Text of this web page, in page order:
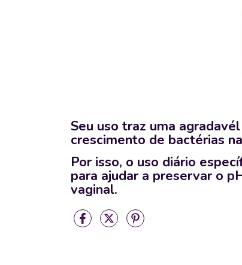
Seu uso traz uma
crescimento de bactérias
Por isso, o uso diário
para ajudar a preservar o
vaginal.